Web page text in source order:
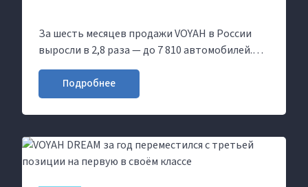
За шесть месяцев продажи VOYAH в России
выросли в 2,8 раза — до 7 810 автомобилей.
Почти 80% результата марки обеспечил
кроссовер ФРИ / FREE.
Подробнее